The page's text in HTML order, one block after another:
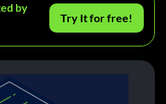
by
Try It for free!